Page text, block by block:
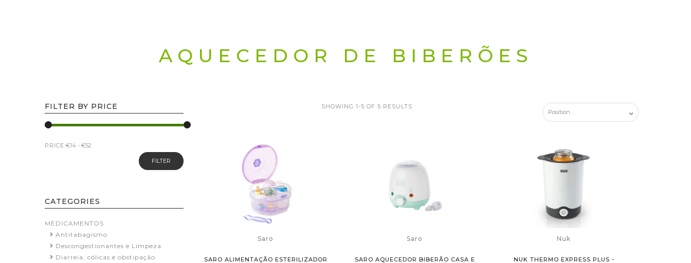
AQUECEDOR DE BIBERÕES
FILTER BY PRICE
PRICE:
FILTER
CATEGORIES
MEDICAMENTOS
Antitabagismo
Descongestionantes e Limpeza
Diarreia, cólicas e obstipação
SHOWING 1-5 OF 5 RESULTS
Saro
SARO ALIMENTAÇÃO ESTERILIZADOR
Saro
SARO AQUECEDOR BIBERÃO CASA E
Nuk
NUK THERMO EXPRESS PLUS -